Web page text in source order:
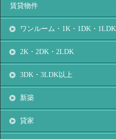
賃貸物件
ワンルーム・1K・1DK・1LDK
2K・2DK・2LDK
3DK・3LDK以上
新築
貸家